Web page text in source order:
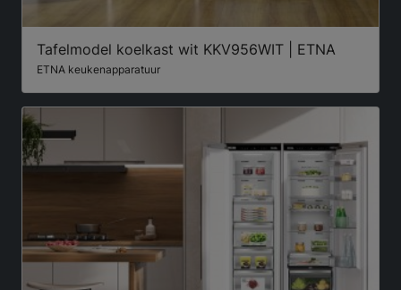
Tafelmodel koelkast wit KKV956WIT | ETNA
ETNA keukenapparatuur